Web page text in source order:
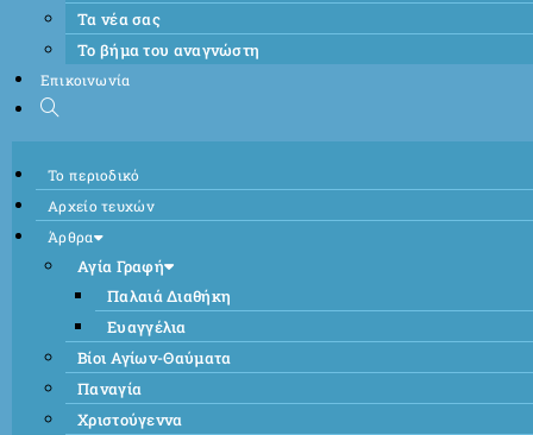
Τα νέα σας
Το βήμα του αναγνώστη
Επικοινωνία
Το περιοδικό
Αρχείο τευχών
Άρθρα
Αγία Γραφή
Παλαιά Διαθήκη
Ευαγγέλια
Βίοι Αγίων-Θαύματα
Παναγία
Χριστούγεννα